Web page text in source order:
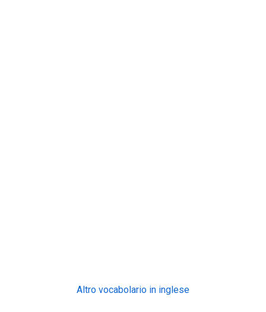
Altro vocabolario in inglese